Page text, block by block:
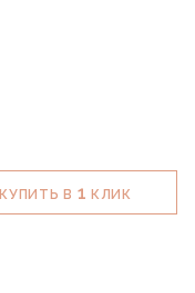
КУПИТЬ В 1 КЛИК